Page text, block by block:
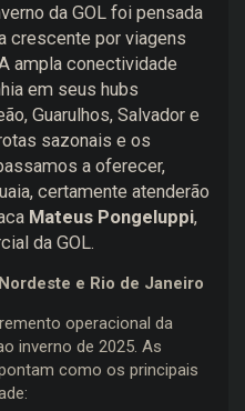
da GOL foi pensada
crescente por viagens
ampla conectividade
em seus hubs
Guarulhos, Salvador e
sazonais e os
a oferecer,
certamente atenderão
Mateus Pongeluppi,
da GOL.
e Rio de Janeiro
operacional da
inverno de 2025. As
como os principais